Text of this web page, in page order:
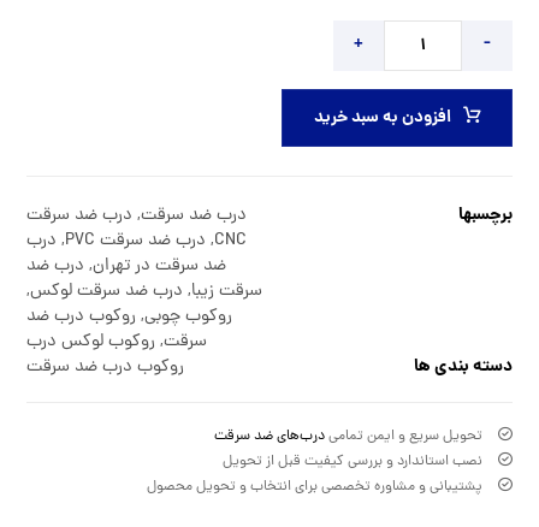
-
+
افزودن به سبد خرید
برچسبها درب ضد سرقت, درب ضد سرقت
CNC
, درب ضد سرقت PVC , درب
ضد سرقت در تهران, درب ضد
سرقت زیبا, درب ضد سرقت لوکس,
روکوب چوبی, روکوب درب ضد
سرقت, روکوب لوکس درب
دسته بندی ها
روکوب درب ضد سرقت
تحویل سریع و ایمن تمامیدرب‌های ضد سرقت
نصب استاندارد و بررسی کیفیت قبل از تحویل
پشتیبانی و مشاوره تخصصی برای انتخاب و تحویل محصول